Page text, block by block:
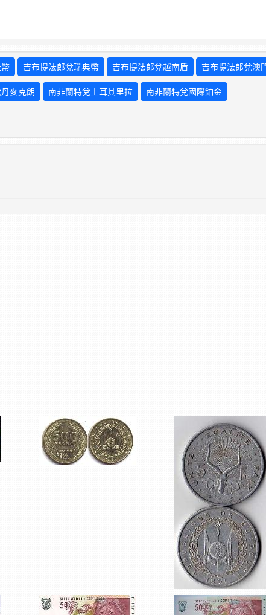
吉布提法郎兌瑞典幣 吉布提法郎兌越南盾 吉布提法郎兌澳
麥克朗 南非蘭特兌土耳其里拉 南非蘭特兌國際鉑金